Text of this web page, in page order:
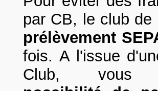
par CB, le club de
prélèvement
fois.A l'issue
Club,